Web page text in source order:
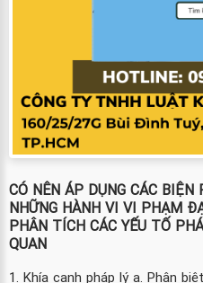
CÓ NÊN ÁP DỤNG CÁC
NHỮNG HÀNH VI VI PHẠM
PHÂN TÍCH CÁC YẾU TỐ
QUAN
1. Khía cạnh pháp lý a. Phân